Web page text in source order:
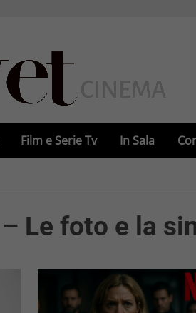
Film e Serie Tv In Sala
Le foto e la